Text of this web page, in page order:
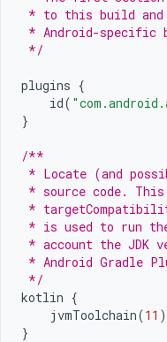
* to this build and
* Android-specific
*/
plugins {
id(
}
/**
* Locate (and
* source code.
*
* is used to run
* account the JDK
* Android Gradle
*/
kotlin {
jvmToolchain(11 )
}